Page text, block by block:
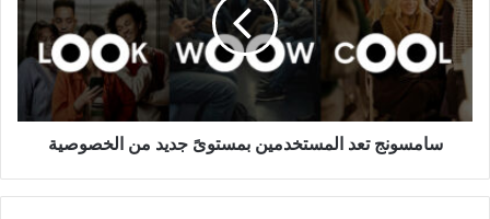
سامسونج تعد المستخدمين بمستوىً جديد من الخصوصية